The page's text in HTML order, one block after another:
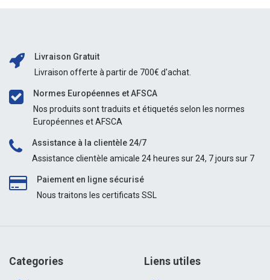
Livraison Gratuit
Livraison offerte à partir de 700€ d'achat.
Normes Européennes et AFSCA
Nos produits sont traduits et étiquetés selon les normes
Européennes et AFSCA
Assistance à la clientèle 24/7
Assistance clientèle amicale 24 heures sur 24, 7 jours sur 7
Paiement en ligne sécurisé
Nous traitons les certificats SSL
Categories Liens utiles